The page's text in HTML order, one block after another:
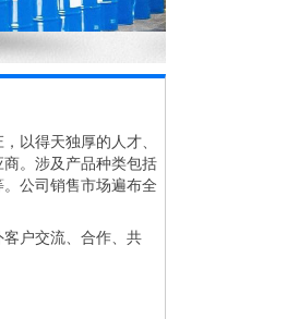
以得天独厚的人才、
。涉及产品种类包括
公司销售市场遍布全
户交流、合作、共